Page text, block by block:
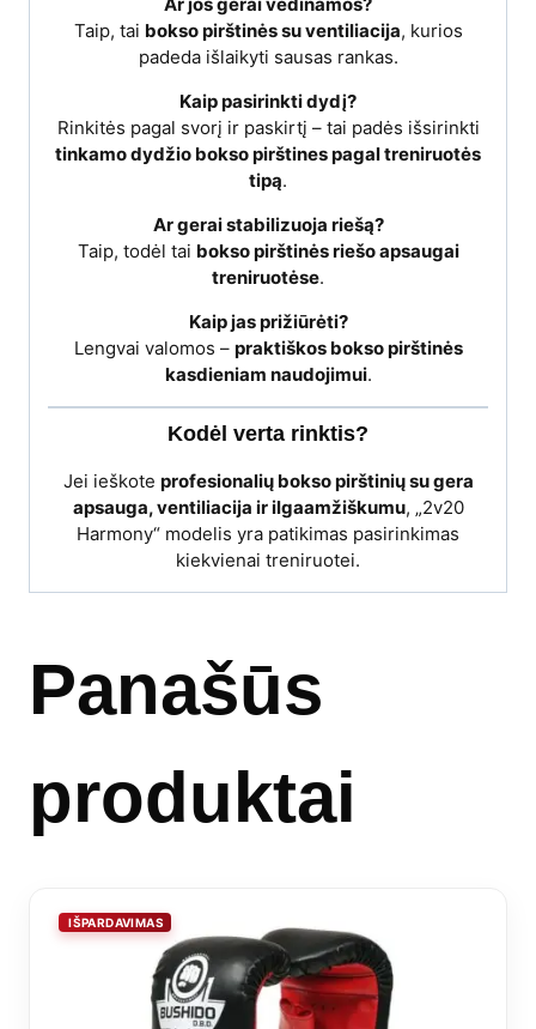
Ar jos gerai vėdinamos?
Taip, tai bokso pirštinės su ventiliacija, kurios
padeda išlaikyti sausas rankas.
Kaip pasirinkti dydį?
Rinkitės pagal svorį ir paskirtį – tai padės išsirinkti
tinkamo dydžio bokso pirštines pagal treniruotės
tipą.
Ar gerai stabilizuoja riešą?
Taip, todėl tai bokso pirštinės riešo apsaugai
treniruotėse.
Kaip jas prižiūrėti?
Lengvai valomos – praktiškos bokso pirštinės
kasdieniam naudojimui.
Kodėl verta rinktis?
Jei ieškote profesionalių bokso pirštinių su gera
apsauga, ventiliacija ir ilgaamžiškumu, „2v20
Harmony“ modelis yra patikimas pasirinkimas
kiekvienai treniruotei.
Panašūs
produktai